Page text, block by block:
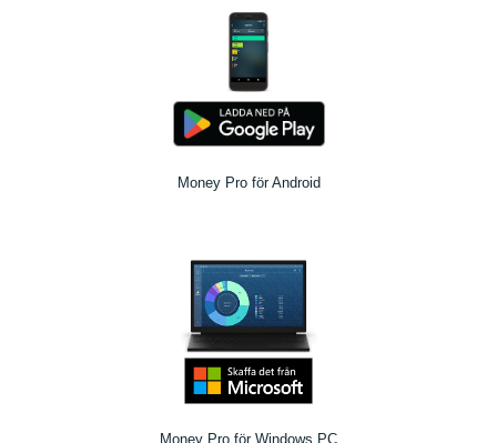
Money Pro för Android
Money Pro för Windows PC